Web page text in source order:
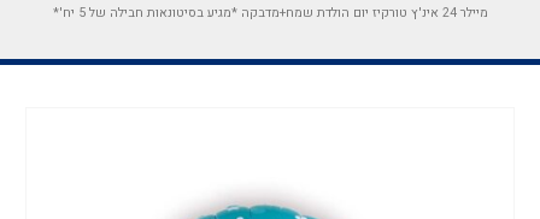
מיילר 24 אינ'ץ טורקיז יום הולדת שמח+מדבקה *מגיע בסיטונאות חבילה של 5 יח'*